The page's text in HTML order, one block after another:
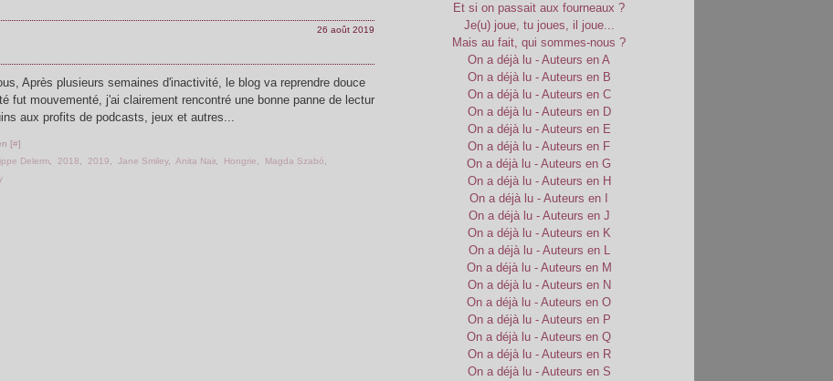
26 août 2019
Après plusieurs semaines d'inactivité, le blog va reprendre douce
fut mouvementé, j'ai clairement rencontré une bonne panne de lectur
aux profits de podcasts, jeux et autres...
[#]
Delerm 2018 2019 Jane Smiley, Anita Nair, Hongrie Magda Szabó
Et si on passait aux fourneaux ?
Je(u) joue, tu joues, il joue...
Mais au fait, qui sommes-nous ?
On a déjà lu - Auteurs en A
On a déjà lu - Auteurs en B
On a déjà lu - Auteurs en C
On a déjà lu - Auteurs en D
On a déjà lu - Auteurs en E
On a déjà lu - Auteurs en F
On a déjà lu - Auteurs en G
On a déjà lu - Auteurs en H
On a déjà lu - Auteurs en I
On a déjà lu - Auteurs en J
On a déjà lu - Auteurs en K
On a déjà lu - Auteurs en L
On a déjà lu - Auteurs en M
On a déjà lu - Auteurs en N
On a déjà lu - Auteurs en O
On a déjà lu - Auteurs en P
On a déjà lu - Auteurs en Q
On a déjà lu - Auteurs en R
On a déjà lu - Auteurs en S